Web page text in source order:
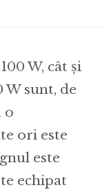
W, cât și
W sunt, de
o
ori este
este
echipat